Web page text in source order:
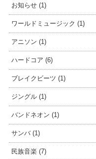
お知らせ (1)
ワールドミュージック (1)
アニソン (1)
ハードコア (6)
ブレイクビーツ (1)
ジングル (1)
バンドネオン (1)
サンバ (1)
民族音楽 (7)